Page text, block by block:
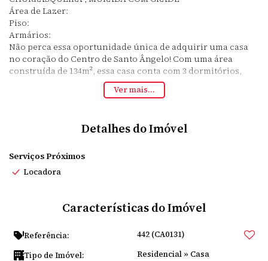
Área de Lazer:
Piso:
Armários:
Não perca essa oportunidade única de adquirir uma casa
no coração do Centro de Santo Ângelo! Com uma área
construída de 134m², essa casa conta com 3 dormitórios,
sala e cozinha espaçosas e um banheiro social. Além disso,
você poderá desfrutar da luz solar em todos os ambientes e
momentos de diversão e relaxamento. O piso e os armários
proprietário.
Não deixe passar essa chance! Entre em contato agora
mesmo para mais informações e agendamento de visitas.
Ver mais...
Detalhes do Imóvel
Serviços Próximos
Locadora
Características do Imóvel
Referência: 442 (CA0131)
Tipo de Imóvel: Residencial » Casa